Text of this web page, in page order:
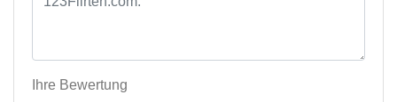
Ihre Bewertung